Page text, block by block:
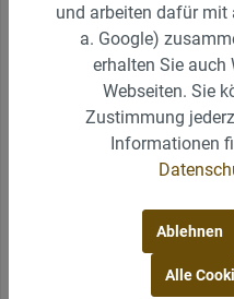
und arbeiten dafür mit
a. Google)
erhalten Sie auch
Webseiten. Sie
Zustimmung
Informationen
Ablehnen
Alle